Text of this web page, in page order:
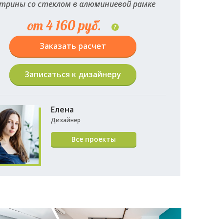
со стеклом в алюминиевой рамке
от 4 160 руб. ?
Заказать расчет
Записаться к дизайнеру
Елена
Дизайнер
Все проекты